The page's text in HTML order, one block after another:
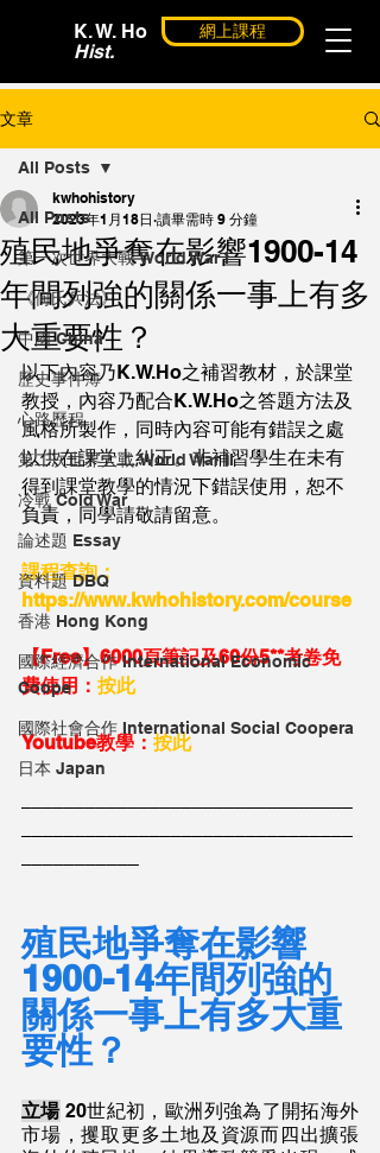
K. W. Ho
Hist.
網上課程
文章
All Posts
第一次世界大戰 World War I
《何氏兵法》
中國 China
歷史事件簿
心路歷程
第二次世界大戰 World War II
冷戰 Cold War
論述題 Essay
資料題 DBQ
香港 Hong Kong
國際經濟合作 International Economic
Coope
國際社會合作 International Social Coopera
日本 Japan
All Posts
殖民地爭奪在影響1900-14
年間列強的關係一事上有多
大重要性？
kwhohistory
2023年1月18日 讀畢需時 9 分鐘
以下內容乃K.W.Ho之補習教材，於課堂
教授，內容乃配合K.W.Ho之答題方法及
風格所製作，同時內容可能有錯誤之處
以供在課堂上糾正。非補習學生在未有
得到課堂教學的情況下錯誤使用，恕不
負責，同學請敬請留意。
課程查詢：
https://www.kwhohistory.com/course
【Free】6000頁筆記及60份5**考卷免
費使用： 按此
Youtube教學： 按此
殖民地爭奪在影響
1900-14年間列強的
關係一事上有多大重
要性？
立場 20世紀初，歐洲列強為了開拓海外
市場，攫取更多土地及資源而四出擴張